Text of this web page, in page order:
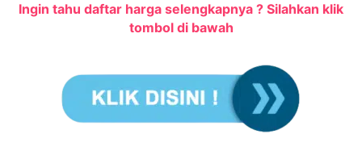
Ingin tahu daftar harga selengkapnya ? Silahkan klik
tombol di bawah